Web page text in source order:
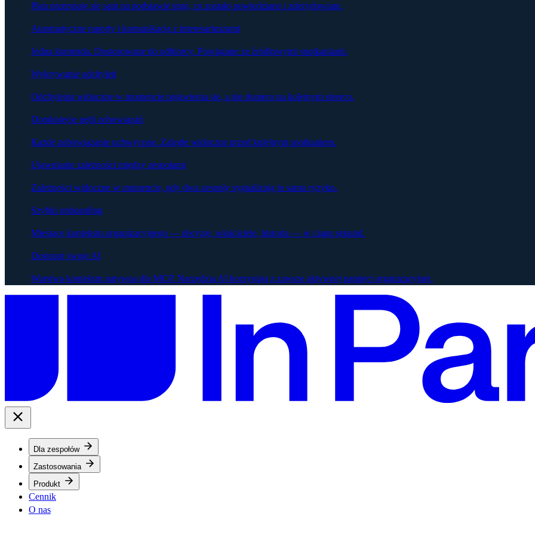
Plan przepisuje się sam na podstawie tego, co zostało powiedziane i zdecydowane.
Automatyczne raporty i komunikacja z interesariuszami
Jedna komenda. Dostosowane do odbiorcy. Powiązane ze źródłowymi spotkaniami.
Wykrywanie odchyleń
Odchylenia widoczne w momencie pojawienia się, a nie dopiero na kolejnym steerco.
Domknięcie pętli zobowiązań
Każde zobowiązanie uchwycone. Zaległe widoczne przed kolejnym spotkaniem.
Ujawnianie zależności między zespołami
Zależności widoczne w momencie, gdy dwa zespoły sygnalizują to samo ryzyko.
Szybki onboarding
Miesiące kontekstu organizacyjnego — decyzje, właściciele, historia — w ciągu sekund.
Dostosuj swoje AI
Warstwa kontekstu natywna dla MCP. Narzędzia AI korzystają z zawsze aktywnej pamięci organizacyjnej.
Dla zespołów
Zastosowania
Produkt
Cennik
O nas